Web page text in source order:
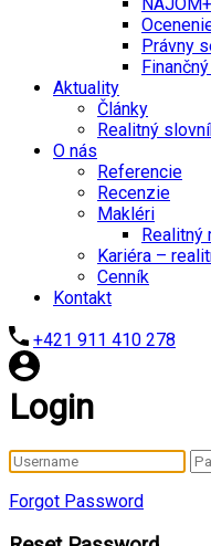
Právny
Aktuality
Články
Realitný
O nás
Referencie
Recenzie
Makléri
Realitný
Kariéra –
Cenník
Kontakt
+421 911 410 278
Login
Forgot Password